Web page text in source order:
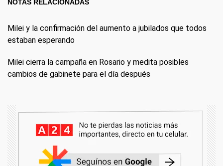
NOTAS RELACIONADAS
Milei y la confirmación del aumento a jubilados que todos
estaban esperando
Milei cierra la campaña en Rosario y medita posibles
cambios de gabinete para el día después